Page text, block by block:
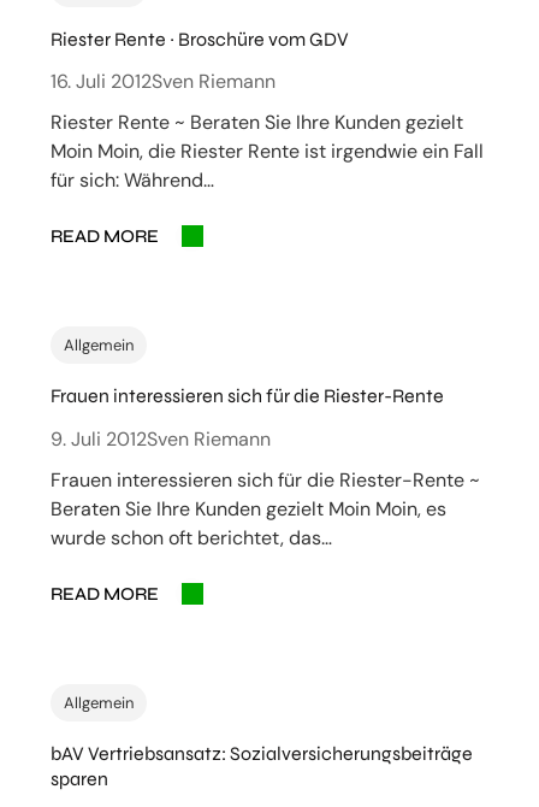
Riester Rente ~ Broschüre vom GDV
16. Juli 2012Sven Riemann
Riester Rente ~ Beraten Sie Ihre Kunden gezielt
Moin Moin, die Riester Rente ist irgendwie ein Fall
für sich: Während…
READ MORE
Allgemein
Frauen interessieren sich für die Riester-Rente
9. Juli 2012Sven Riemann
Frauen interessieren sich für die Riester-Rente ~
Beraten Sie Ihre Kunden gezielt Moin Moin, es
wurde schon oft berichtet, das…
READ MORE
Allgemein
bAV Vertriebsansatz: Sozialversicherungsbeiträge
sparen